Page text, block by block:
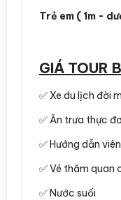
Trẻ em ( 1m -
GIÁ TOUR
✅ Xe du lịch đời
✅ Ăn trưa thực
✅ Hướng dẫn
✅ Vé thăm quan
✅ Nước suối